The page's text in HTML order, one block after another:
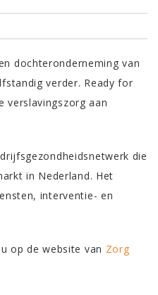
dochteronderneming van
verder. Ready for
verslavingszorg aan
die
in Nederland. Het
interventie- en
op de website van Zorg